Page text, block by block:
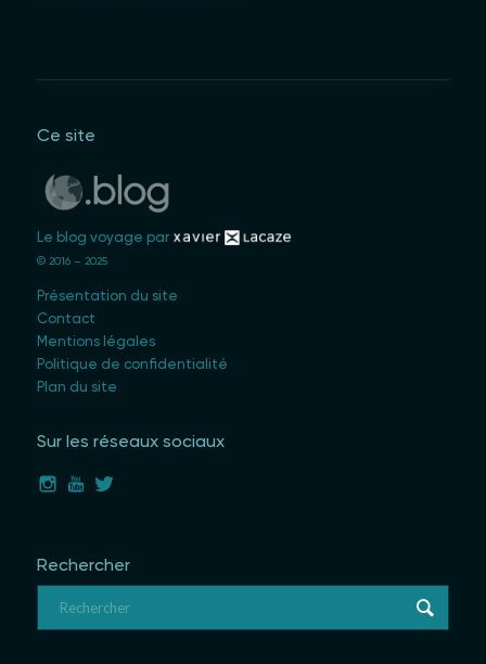
Ce site
Le blog voyage par
© 2016 – 2025
Présentation du site
Contact
Mentions légales
Politique de confidentialité
Plan du site
Sur les réseaux sociaux
Rechercher